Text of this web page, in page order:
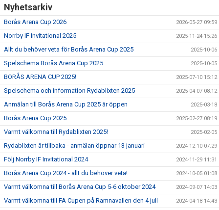
Nyhetsarkiv
Borås Arena Cup 2026 2026-05-27 09:59
Norrby IF Invitational 2025 2025-11-24 15:26
Allt du behöver veta för Borås Arena Cup 2025 2025-10-06
Spelschema Borås Arena Cup 2025 2025-10-05
BORÅS ARENA CUP 2025! 2025-07-10 15:12
Spelschema och information Rydablixten 2025 2025-04-07 08:12
Anmälan till Borås Arena Cup 2025 är öppen 2025-03-18
Borås Arena Cup 2025 2025-02-27 08:19
Varmt välkomna till Rydablixten 2025! 2025-02-05
Rydablixten är tillbaka - anmälan öppnar 13 januari 2024-12-10 07:29
Följ Norrby IF Invitational 2024 2024-11-29 11:31
Borås Arena Cup 2024 - allt du behöver veta! 2024-10-05 01:08
Varmt välkomna till Borås Arena Cup 5-6 oktober 2024 2024-09-07 14:03
Varmt välkomna till FA Cupen på Ramnavallen den 4 juli 2024-04-18 14:43